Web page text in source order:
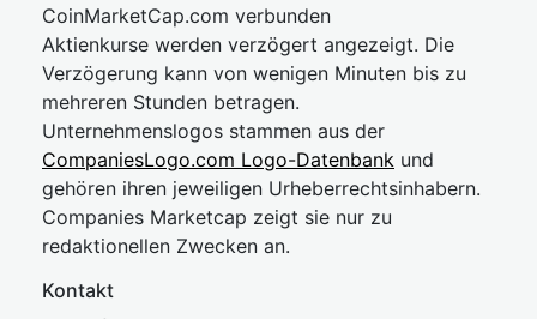
CoinMarketCap.com verbunden
Aktienkurse werden verzögert angezeigt. Die
Verzögerung kann von wenigen Minuten bis zu
mehreren Stunden betragen.
Unternehmenslogos stammen aus der
CompaniesLogo.com Logo-Datenbank und
gehören ihren jeweiligen Urheberrechtsinhabern.
Companies Marketcap zeigt sie nur zu
redaktionellen Zwecken an.
Kontakt